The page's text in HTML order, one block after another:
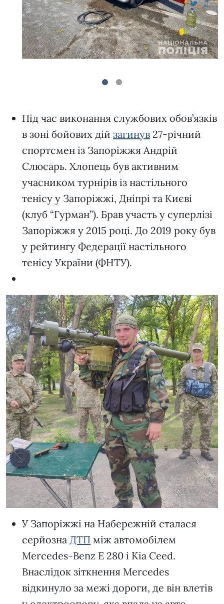
Під час виконання службових обов’язків
в зоні бойових дій загинув 27-річний
спортсмен із Запоріжжя Андрій
Слюсарь. Хлопець був активним
учасником турнірів із настільного
тенісу у Запоріжжі, Дніпрі та Києві
(клуб “Гурман”). Брав участь у суперлізі
Запоріжжя у 2015 році. До 2019 року був
у рейтингу Федерації настільного
тенісу України (ФНТУ).
У Запоріжжі на Набережній сталася
серйозна ДТП між автомобілем
Mercedes-Benz E 280 і Kia Ceed.
Внаслідок зіткнення Mercedes
відкинуло за межі дороги, де він влетів